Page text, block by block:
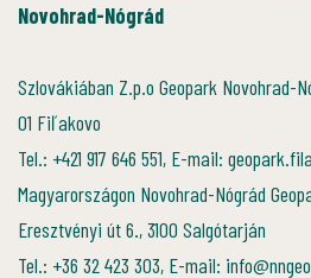
Novohrad-Nógrád
Szlovákiában Z.p.o Geopark Novohrad-
01 Fiľakovo
Tel.: +421 917 646 551, E-mail:
Magyarországon Novohrad-Nógrád
Eresztvényi út 6., 3100 Salgótarján
Tel.: +36 32 423 303, E-mail: